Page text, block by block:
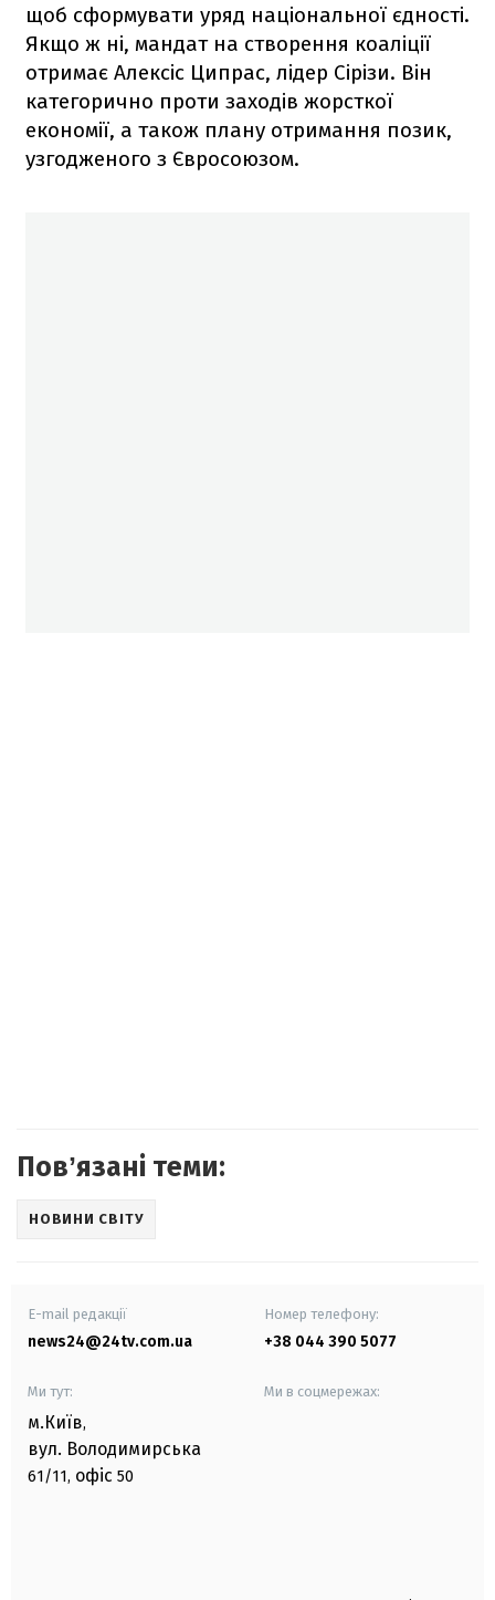
щоб сформувати уряд національної єдності.
Якщо ж ні, мандат на створення коаліції
отримає Алексіс Ципрас, лідер Сірізи. Він
категорично проти заходів жорсткої
економії, а також плану отримання позик,
узгодженого з Євросоюзом.
Повʼязані теми:
НОВИНИ СВІТУ
E-mail редакції
news24@24tv.com.ua
Номер телефону:
+38 044 390 5077
Ми тут:
м.Київ,
вул. Володимирська
61/11, офіс 50
Ми в соцмережах: